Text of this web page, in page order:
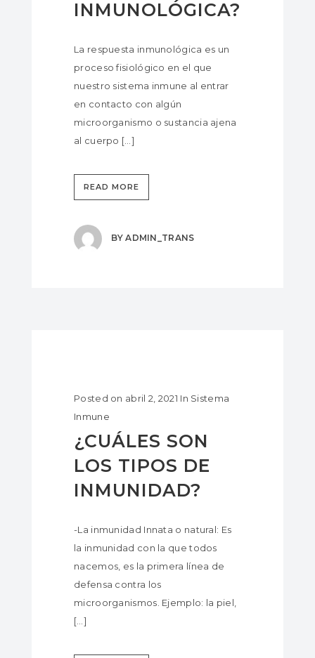
INMUNOLÓGICA?
La respuesta inmunológica es un
proceso fisiológico en el que
nuestro sistema inmune al entrar
en contacto con algún
microorganismo o sustancia ajena
al cuerpo […]
READ MORE
BYADMIN_TRANS
Posted on abril 2, 2021 In Sistema
Inmune
¿CUÁLES SON
LOS TIPOS DE
INMUNIDAD?
-La inmunidad Innata o natural: Es
la inmunidad con la que todos
nacemos, es la primera línea de
defensa contra los
microorganismos. Ejemplo: la piel,
[…]